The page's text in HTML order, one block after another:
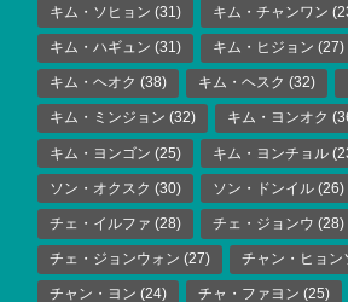
キム・ソヒョン (31) キム・チャンワン
キム・ハギュン (31) キム・ヒジョン (27)
キム・ヘオク (38) キム・ヘスク (32)
キム・ミンジョン (32) キム・ヨンオク
キム・ヨンゴン (25) キム・ヨンチョル
ソン・オクスク (30) ソン・ドンイル (26)
チェ・イルファ (28) チェ・ジョンウ (28)
チェ・ジョンウォン (27) チャン・ヒョン
チャン・ヨン (24) チャ・ファヨン (25)